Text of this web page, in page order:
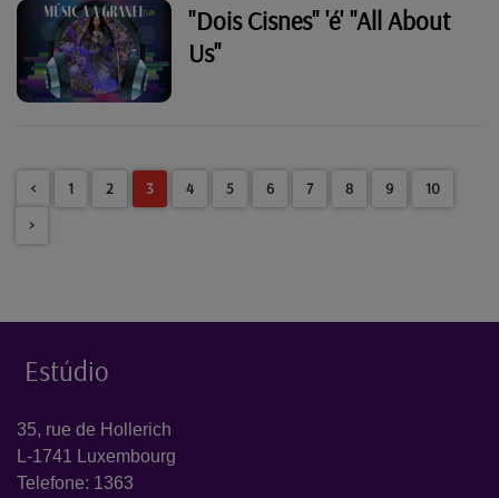
"Dois Cisnes" 'é' "All About
Us"
< 1 2 3 4 5 6 7 8 9
10
>
Estúdio
35, rue de Hollerich
L-1741 Luxembourg
Telefone: 1363